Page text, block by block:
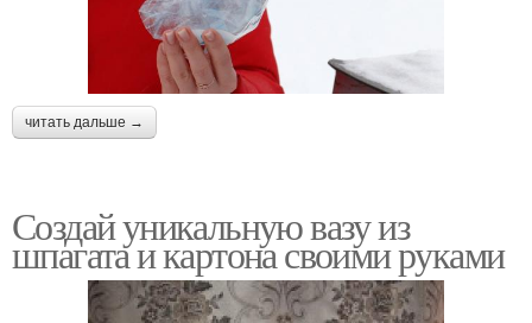
читать дальше →
Создай уникальную вазу из
шпагата и картона своими руками